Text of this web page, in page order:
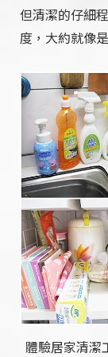
但清潔的仔細
度，大約就像
體驗居家清潔